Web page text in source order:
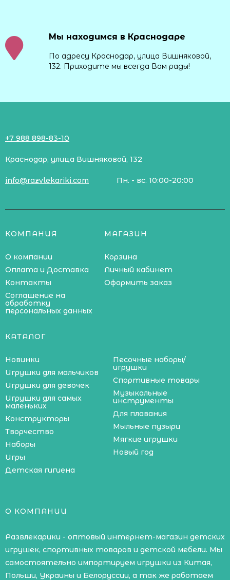
Мы находимся в Краснодаре
По адресу Краснодар, улица Вишняковой,
132. Приходите мы всегда Вам рады!
+7 988 898-83-10
Краснодар, улица Вишняковой, 132
info@razvlekariki.com Пн. - вс. 10:00-20:00
КОМПАНИЯ
О компании
Оплата и Доставка
Контакты
Соглашение на
обработку
персональных данных
МАГАЗИН
Корзина
Личный кабинет
Оформить заказ
КАТАЛОГ
Новинки
Игрушки для мальчиков
Игрушки для девочек
Игрушки для самых
маленьких
Конструкторы
Творчество
Наборы
Игры
Детская гигиена
Песочные наборы/
игрушки
Спортивные товары
Музыкальные
инструменты
Для плавания
Мыльные пузыри
Мягкие игрушки
Новый год
О КОМПАНИИ
Развлекарики - оптовый интернет-магазин детских
игрушек, спортивных товаров и детской мебели. Мы
самостоятельно импортируем игрушки из Китая,
Польши, Украины и Белоруссии, а так же работаем